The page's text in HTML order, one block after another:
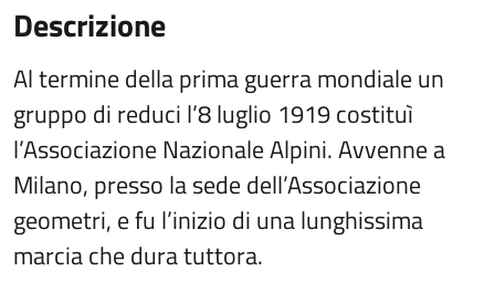
Descrizione
Al termine della prima guerra mondiale un
gruppo di reduci l’8 luglio 1919 costituì
l’Associazione Nazionale Alpini. Avvenne a
Milano, presso la sede dell’Associazione
geometri, e fu l’inizio di una lunghissima
marcia che dura tuttora.